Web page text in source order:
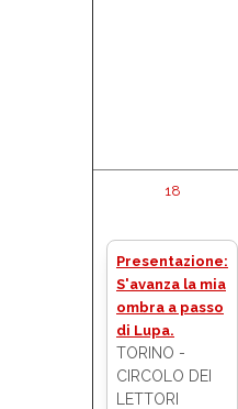
18
Presentazione:
S'avanza la mia
ombra a passo
di Lupa.
TORINO -
CIRCOLO DEI
LETTORI